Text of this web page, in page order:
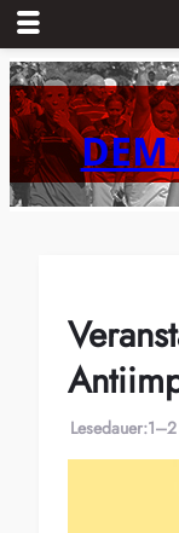
Zum
Inhalt
springenDEM
Lesedauer: